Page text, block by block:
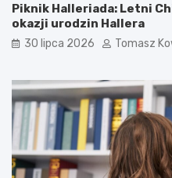
Piknik Halleriada: Letni
okazji urodzin Hallera
30 lipca 2026 Tomasz